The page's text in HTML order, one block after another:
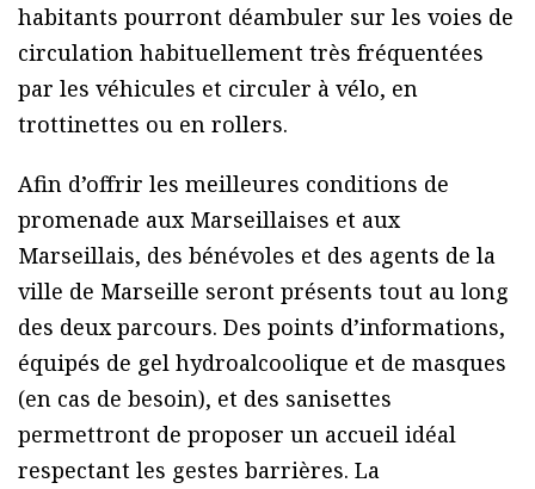
habitants pourront déambuler sur les voies de
circulation habituellement très fréquentées
par les véhicules et circuler à vélo, en
trottinettes ou en rollers.
Afin d’offrir les meilleures conditions de
promenade aux Marseillaises et aux
Marseillais, des bénévoles et des agents de la
ville de Marseille seront présents tout au long
des deux parcours. Des points d’informations,
équipés de gel hydroalcoolique et de masques
(en cas de besoin), et des sanisettes
permettront de proposer un accueil idéal
respectant les gestes barrières. La